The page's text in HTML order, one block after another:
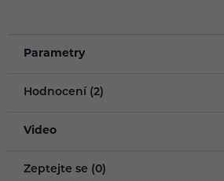
Parametry
Hodnocení (2)
Video
Zeptejte se (0)